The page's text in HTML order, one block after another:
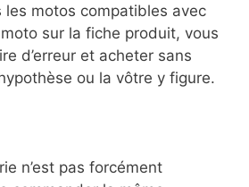
les motos compatibles avec
sur la fiche produit, vous
d’erreur et acheter sans
ou la vôtre y figure.
n’est pas forcément